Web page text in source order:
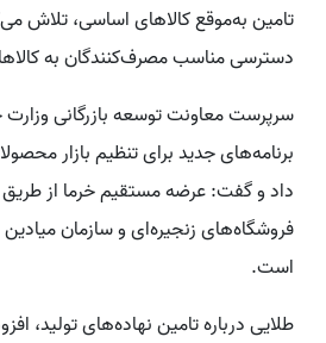
تامین به‌موقع کالاهای اساسی، تلاش
دسترسی مناسب مصرف‌کنندگان به
سرپرست معاونت توسعه بازرگانی وزارت
برنامه‌های جدید برای تنظیم بازار
داد و گفت: عرضه مستقیم خرما از طریق
فروشگاه‌های زنجیره‌ای و سازمان میادین
است.
طلایی درباره تامین نهاده‌های تولید،